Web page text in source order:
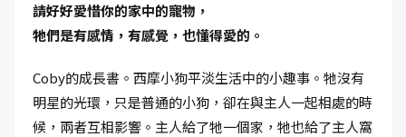
請好好愛惜你的家中的寵物，
牠們是有感情，有感覺，也懂得愛的。
Coby的成長書。西摩小狗平淡生活中的小趣事。牠沒有
明星的光環，只是普通的小狗，卻在與主人一起相處的時
候，兩者互相影響。主人給了牠一個家，牠也給了主人窩